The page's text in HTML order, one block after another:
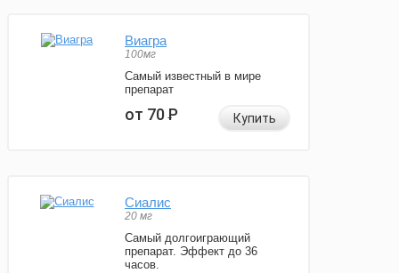
Виагра
100мг
Самый известный в мире
препарат
от 70Р Купить
Сиалис
20 мг
Самый долгоиграющий
препарат. Эффект до 36
часов.